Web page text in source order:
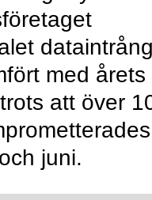
med årets
att över
juni.